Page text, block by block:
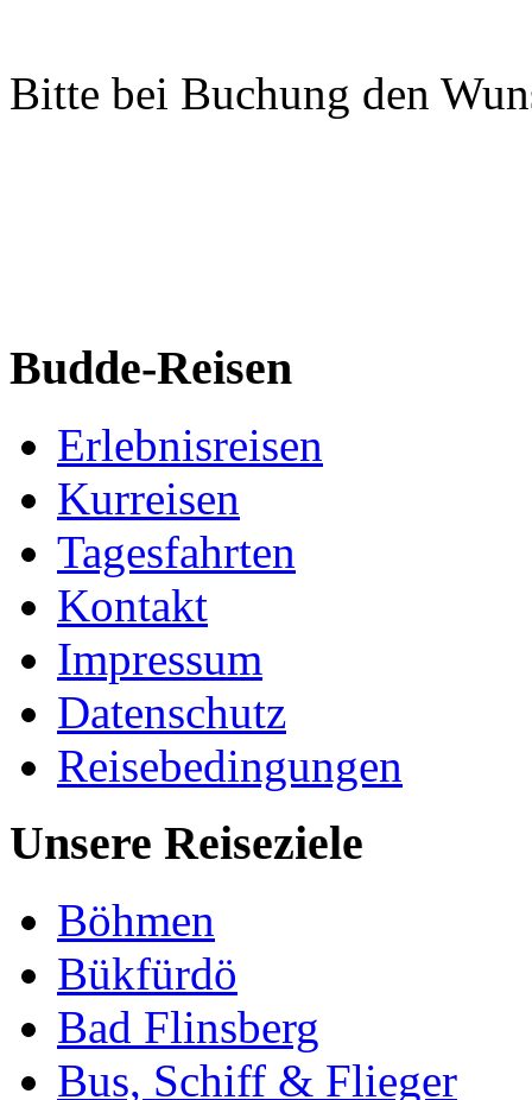
Bitte bei Buchung den
Budde-Reisen
Erlebnisreisen
Kurreisen
Tagesfahrten
Kontakt
Impressum
Datenschutz
Reisebedingungen
Unsere Reiseziele
Böhmen
Bükfürdö
Bad Flinsberg
Bus, Schiff & Flieger